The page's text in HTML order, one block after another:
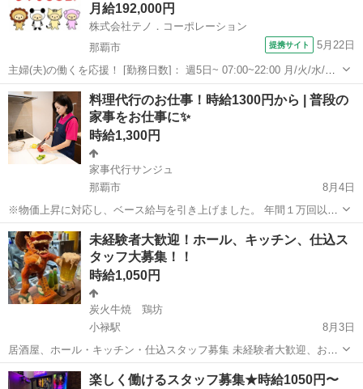
プニ...
月給192,000円
株式会社テノ．コーポレーション
那覇市
提携サイト 5月22日
主婦(夫)の働くを応援！ [勤務日数]： 週5日~ 07:00~22:00 月/火/水/木/
金/土/日 などから選べます [勤務地・最寄駅]： 沖縄県那覇市鏡水400
番地 那覇空港貨物ターミナルB棟3階 OHANAほいく...
沖縄 那覇市 キッチン
料理代行のお仕事！時給1300円から | 普段の
家事をお仕事に✨
時給1,300円
家事代行サンジュ
那覇市
8月4日
※物価上昇に対応し、ベース給与を引き上げました。 年間１万回以上
の家事サービス提供！ ４０代〜６０代の主婦さん大活躍中！！ お客様
の自宅でお料理を行うお仕事です！ １回２時間で2~５品ほどの作り置
きを作ります...
沖縄 那覇市 飲食 1件
未経験者大歓迎！ホール、キッチン、仕込ス
タッフ大募集！！
時給1,050円
炭火牛焼 鶏坊
小禄駅
8月3日
居酒屋、ホール・キッチン・仕込スタッフ募集 未経験者大歓迎、お仕
事はとても簡単な作業です！ スタッフは皆仲良しで、気軽に働けま
す！ ○日払・週払いOK ○週1～でもOK ○未経験者OK ○車・バイクの通
沖縄 那覇市 小禄駅 居酒屋 スタッフ
楽しく働けるスタッフ募集★時給1050円〜